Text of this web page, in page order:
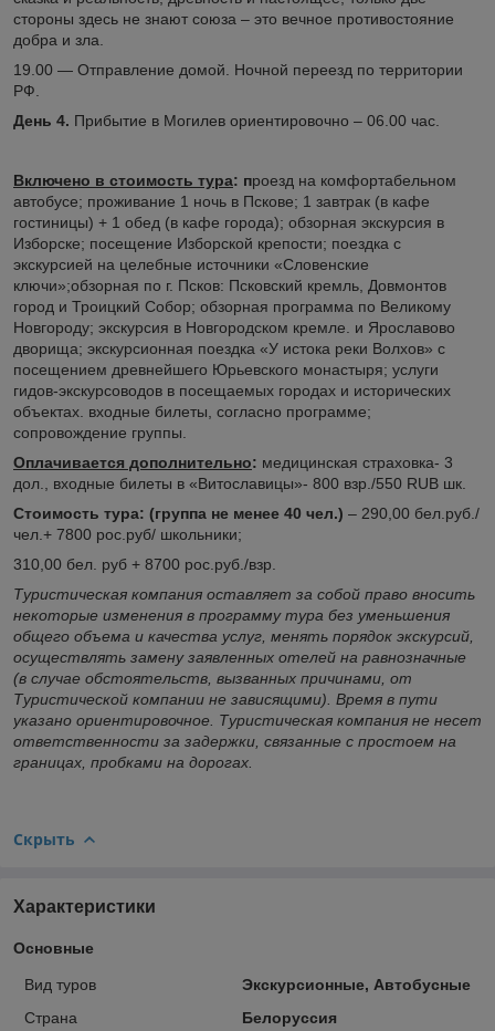
стороны здесь не знают союза – это вечное противостояние
добра и зла.
19.00 — Отправление домой. Ночной переезд по территории
РФ.
День 4. Прибытие в Могилев ориентировочно – 06.00 час.
Включено в стоимость тура: проезд на комфортабельном
автобусе; проживание 1 ночь в Пскове; 1 завтрак (в кафе
гостиницы) + 1 обед (в кафе города); обзорная экскурсия в
Изборске; посещение Изборской крепости; поездка с
экскурсией на целебные источники «Словенские
ключи»;обзорная по г. Псков: Псковский кремль, Довмонтов
город и Троицкий Собор; обзорная программа по Великому
Новгороду; экскурсия в Новгородском кремле. и Ярославово
дворища; экскурсионная поездка «У истока реки Волхов» с
посещением древнейшего Юрьевского монастыря; услуги
гидов-экскурсоводов в посещаемых городах и исторических
объектах. входные билеты, согласно программе;
сопровождение группы.
Оплачивается дополнительно: медицинская страховка- 3
дол., входные билеты в «Витославицы»- 800 взр./550 RUB шк.
Стоимость тура: (группа не менее 40 чел.) – 290,00 бел.руб./
чел.+ 7800 рос.руб/ школьники;
310,00 бел. руб + 8700 рос.руб./взр.
Туристическая компания оставляет за собой право вносить
некоторые изменения в программу тура без уменьшения
общего объема и качества услуг, менять порядок экскурсий,
осуществлять замену заявленных отелей на равнозначные
(в случае обстоятельств, вызванных причинами, от
Туристической компании не зависящими). Время в пути
указано ориентировочное. Туристическая компания не несет
ответственности за задержки, связанные с простоем на
границах, пробками на дорогах.
Скрыть
Характеристики
Основные
Вид туров
Экскурсионные, Автобусные
Страна
Белоруссия